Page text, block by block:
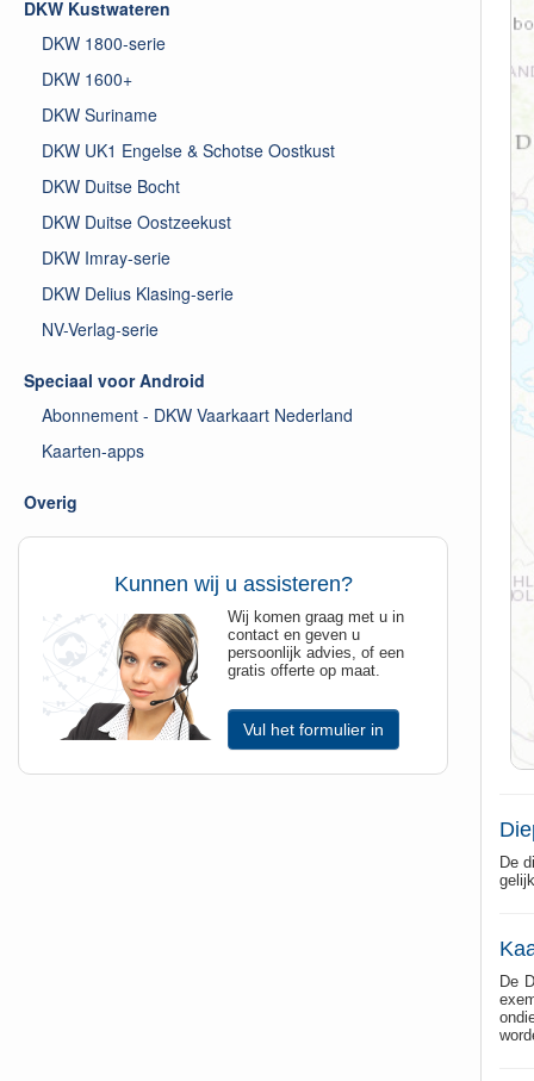
De
De
DKW Kustwateren
DKW 1800-serie
DKW 1600+
DKW Suriname
DKW UK1 Engelse & Schotse Oostkust
DKW Duitse Bocht
DKW Duitse Oostzeekust
DKW Imray-serie
DKW Delius Klasing-serie
NV-Verlag-serie
Speciaal voor Android
Abonnement - DKW Vaarkaart Nederland
Kaarten-apps
Overig
Kunnen wij u assisteren?
Wij komen graag met u in
contact en geven u
persoonlijk advies, of een
gratis offerte op maat.
Vul het formulier in